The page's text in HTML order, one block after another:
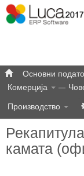
Основни
Комерција
Производство
камата